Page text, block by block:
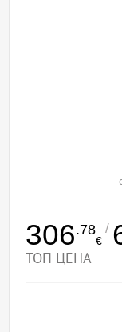
306.78
€
/
ТОП ЦЕНА